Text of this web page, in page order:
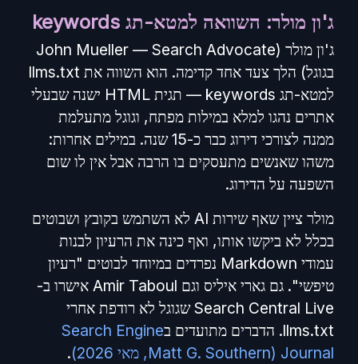
ג'ון מולר: השוואה למטא-תג keywords
ג'ון מולר (John Mueller — Search Advocate
בגוגל) הלך צעד אחד קדימה. הוא השווה את llms.txt
למטא-תג keywords — תגית HTML ישנה שבעלי
אתרים נהגו למלא במילות מפתח, וגוגל מתעלמת
ממנה לצורכי דירוג כבר כ-15 שנה. במילים אחרות:
משהו שאנשים מתעסקים בו הרבה אבל אין לו שום
השפעה על הדירוג.
מולר ציין שאף שירות AI לא השתמש בקובץ ושבוטים
בכלל לא ביקשו אותו, ואף כינה את הרעיון לבנות
עמודי Markdown נפרדים במיוחד לבוטים "רעיון
טיפשי". גם גארי איליס וגם Amir Taboul אישרו ב-
Search Central Live שגוגל לא רודפת אחרי
llms.txt. הדברים מתועדים ב
Search Engine
Journal (Matt G. Southern, מאי 2026)
.